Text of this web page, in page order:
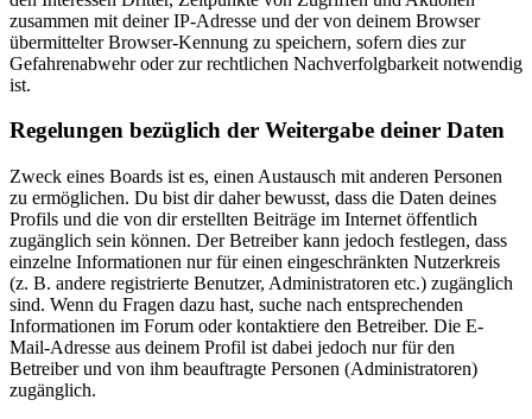
zusammen mit deiner IP-Adresse und der von deinem Browser
übermittelter Browser-Kennung zu speichern, sofern dies zur
Gefahrenabwehr oder zur rechtlichen Nachverfolgbarkeit notwendig
ist.
Regelungen bezüglich der Weitergabe deiner Daten
Zweck eines Boards ist es, einen Austausch mit anderen Personen
zu ermöglichen. Du bist dir daher bewusst, dass die Daten deines
Profils und die von dir erstellten Beiträge im Internet öffentlich
zugänglich sein können. Der Betreiber kann jedoch festlegen, dass
einzelne Informationen nur für einen eingeschränkten Nutzerkreis
(z. B. andere registrierte Benutzer, Administratoren etc.) zugänglich
sind. Wenn du Fragen dazu hast, suche nach entsprechenden
Informationen im Forum oder kontaktiere den Betreiber. Die E-
Mail-Adresse aus deinem Profil ist dabei jedoch nur für den
Betreiber und von ihm beauftragte Personen (Administratoren)
zugänglich.